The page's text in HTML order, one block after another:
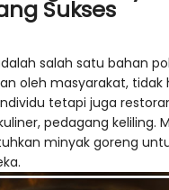
Sukses
salah satu bahan
oleh masyarakat, tidak
tetapi juga
pedagang keliling.
minyak goreng